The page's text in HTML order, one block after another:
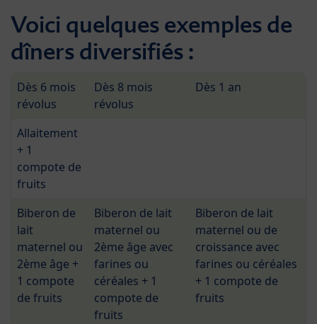
Voici quelques exemples de
dîners diversifiés :
Dès 6 mois
révolus
Dès 8 mois
révolus
Dès 1 an
Allaitement
+ 1
compote de
fruits
Biberon de
lait
maternel ou
2ème âge +
1 compote
de fruits
Biberon de lait
maternel ou
2ème âge avec
farines ou
céréales + 1
compote de
fruits
Biberon de lait
maternel ou de
croissance avec
farines ou céréales
+ 1 compote de
fruits